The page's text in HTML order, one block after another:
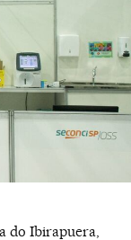
do Ibirapuera,